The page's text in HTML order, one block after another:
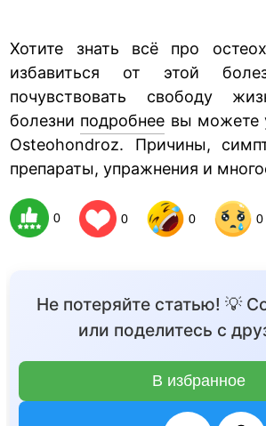
Хотите знать всё про
избавиться от этой
почувствовать свободу
болезни подробнее вы можете
Osteohondroz. Причины,
препараты, упражнения и
0 0 0 0
Не потеряйте статью! 💡
или поделитесь с
В избранное